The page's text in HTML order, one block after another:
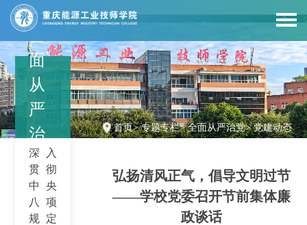
首页>专题专栏>全面从严治党>党建动态
全
面
从
严
治
党
深入
贯彻
中央
八项
规定
弘扬清风正气，倡导文明过节
——学校党委召开节前集体廉
政谈话